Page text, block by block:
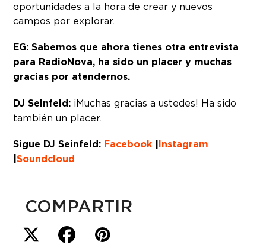
oportunidades a la hora de crear y nuevos
campos por explorar.
EG: Sabemos que ahora tienes otra entrevista
para RadioNova, ha sido un placer y muchas
gracias por atendernos.
DJ Seinfeld: ¡Muchas gracias a ustedes! Ha sido
también un placer.
Sigue DJ Seinfeld: Facebook Instagram
|Soundcloud
COMPARTIR